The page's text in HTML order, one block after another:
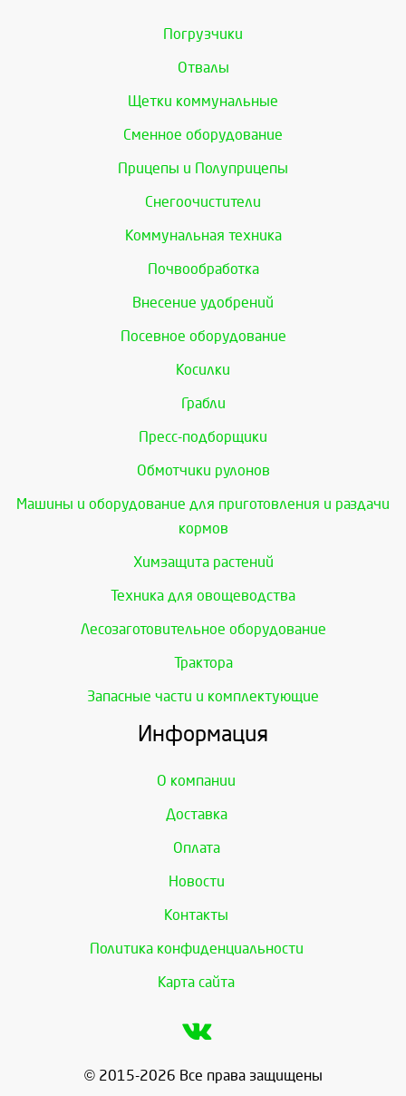
Погрузчики
Отвалы
Щетки коммунальные
Сменное оборудование
Прицепы и Полуприцепы
Снегоочистители
Коммунальная техника
Почвообработка
Внесение удобрений
Посевное оборудование
Косилки
Грабли
Пресс-подборщики
Обмотчики рулонов
Машины и оборудование для приготовления и раздачи
кормов
Химзащита растений
Техника для овощеводства
Лесозаготовительное оборудование
Трактора
Запасные части и комплектующие
Информация
О компании
Доставка
Оплата
Новости
Контакты
Политика конфиденциальности
Карта сайта
© 2015-2026 Все права защищены